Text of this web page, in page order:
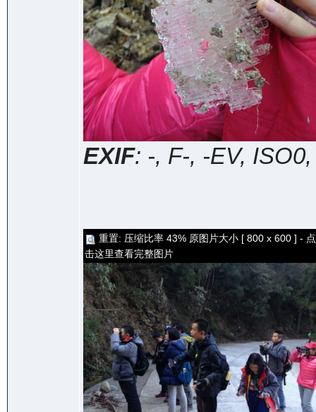
EXIF: -, F-, -EV,
重置: 压缩比率 43% 原图片大小 [ 800 x 600 ] - 点
击这里查看完整图片